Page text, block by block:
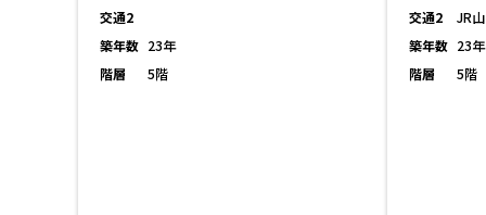
交通2
築年数 23年
階層
5階
交通2
JR
築年数 23年
階層
5階